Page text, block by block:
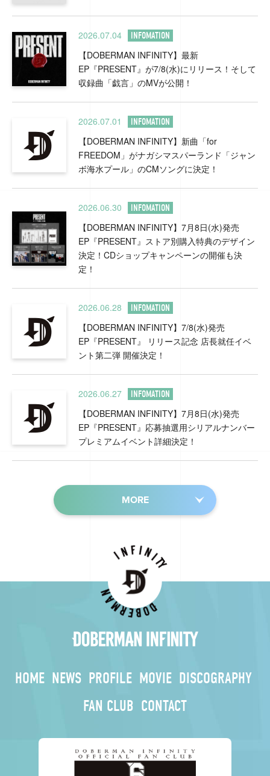
2026.07.04 INFOMATION
【DOBERMAN INFINITY】最新
EP『PRESENT』が7/8(水)にリリース！そして
収録曲「戯言」のMVが公開！
2026.07.01 INFOMATION
【DOBERMAN INFINITY】新曲「for
FREEDOM」がナガシマスパーランド「ジャン
ボ海水プール」のCMソングに決定！
2026.06.30 INFOMATION
【DOBERMAN INFINITY】7月8日(水)発売
EP『PRESENT』ストア別購入特典のデザイン
決定！CDショップキャンペーンの開催も決
定！
2026.06.28 INFOMATION
【DOBERMAN INFINITY】7/8(水)発売
EP『PRESENT』 リリース記念 店長就任イベ
ント第二弾 開催決定！
2026.06.27 INFOMATION
【DOBERMAN INFINITY】7月8日(水)発売
EP『PRESENT』応募抽選用シリアルナンバー
プレミアムイベント詳細決定！
MORE
HOME NEWS PROFILE MOVIE DISCOGRAPHY
FAN CLUB CONTACT